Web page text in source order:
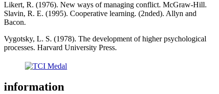
Likert, R. (1976). New ways of managing conflict. McGraw-Hill.
Slavin, R. E. (1995). Cooperative learning. (2nded). Allyn and
Bacon.
Vygotsky, L. S. (1978). The development of higher psychological
processes. Harvard University Press.
information